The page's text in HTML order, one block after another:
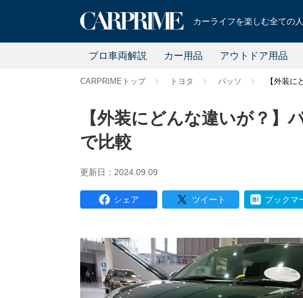
カーライフを楽しむ全ての
プロ車両解説 カー用品 アウトドア用品
CARPRIMEトップ トヨタ パッソ 【外装
【外装にどんな違いが？】
で比較
更新日：2024.09.09
シェア ツイート ブックマ